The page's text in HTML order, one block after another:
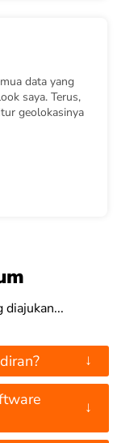
data yang
saya. Terus,
geolokasinya
diajukan...
↓
↓